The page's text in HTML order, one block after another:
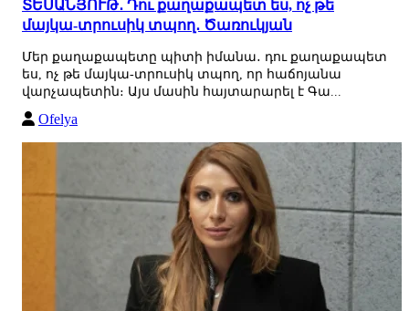
ՏԵՍԱՆՅՈՒԹ․ Դու քաղաքապետ ես, ոչ թե
մայկա-տրուսիկ տպող․ Ծառուկյան
Մեր քաղաքապետը պիտի իմանա․ դու քաղաքապետ
ես, ոչ թե մայկա-տրուսիկ տպող, որ հաճոյանա
վարչապետին։ Այս մասին հայտարարել է Գա...
Ofelya